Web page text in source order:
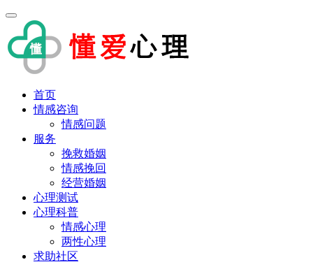
首页
情感咨询
情感问题
服务
挽救婚姻
情感挽回
经营婚姻
心理测试
心理科普
情感心理
两性心理
求助社区